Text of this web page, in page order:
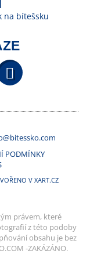
na bítešsku
PODMÍNKY
V XART.CZ
právem, které
z této podoby
obsahu je bez
-ZAKÁZÁNO.